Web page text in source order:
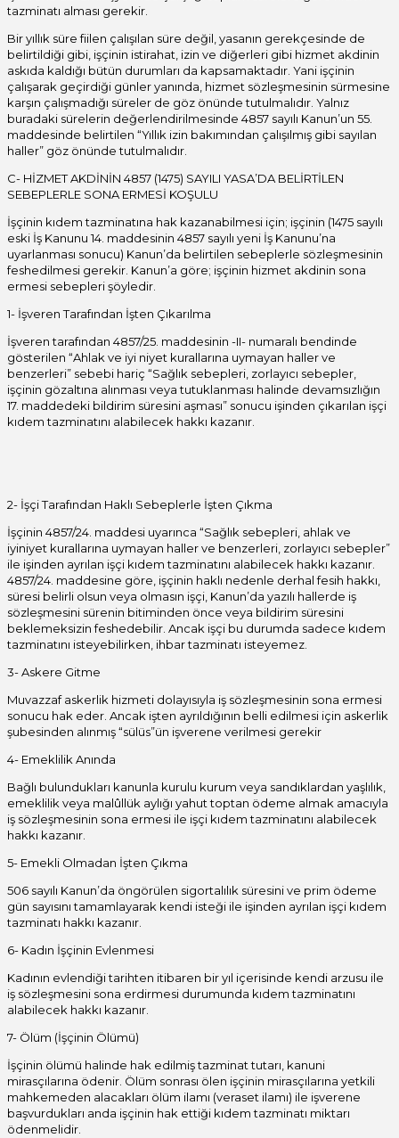
tazminatı alması gerekir.
Bir yıllık süre fiilen çalışılan süre değil, yasanın gerekçesinde de
belirtildiği gibi, işçinin istirahat, izin ve diğerleri gibi hizmet akdinin
askıda kaldığı bütün durumları da kapsamaktadır. Yani işçinin
çalışarak geçirdiği günler yanında, hizmet sözleşmesinin sürmesine
karşın çalışmadığı süreler de göz önünde tutulmalıdır. Yalnız
buradaki sürelerin değerlendirilmesinde 4857 sayılı Kanun’un 55.
maddesinde belirtilen “Yıllık izin bakımından çalışılmış gibi sayılan
haller” göz önünde tutulmalıdır.
C- HİZMET AKDİNİN 4857 (1475) SAYILI YASA’DA BELİRTİLEN
SEBEPLERLE SONA ERMESİ KOŞULU
İşçinin kıdem tazminatına hak kazanabilmesi için; işçinin (1475 sayılı
eski İş Kanunu 14. maddesinin 4857 sayılı yeni İş Kanunu’na
uyarlanması sonucu) Kanun’da belirtilen sebeplerle sözleşmesinin
feshedilmesi gerekir. Kanun’a göre; işçinin hizmet akdinin sona
ermesi sebepleri şöyledir.
1- İşveren Tarafından İşten Çıkarılma
İşveren tarafından 4857/25. maddesinin -II- numaralı bendinde
gösterilen “Ahlak ve iyi niyet kurallarına uymayan haller ve
benzerleri” sebebi hariç “Sağlık sebepleri, zorlayıcı sebepler,
işçinin gözaltına alınması veya tutuklanması halinde devamsızlığın
17. maddedeki bildirim süresini aşması” sonucu işinden çıkarılan işçi
kıdem tazminatını alabilecek hakkı kazanır.
2- İşçi Tarafından Haklı Sebeplerle İşten Çıkma
İşçinin 4857/24. maddesi uyarınca “Sağlık sebepleri, ahlak ve
iyiniyet kurallarına uymayan haller ve benzerleri, zorlayıcı sebepler”
ile işinden ayrılan işçi kıdem tazminatını alabilecek hakkı kazanır.
4857/24. maddesine göre, işçinin haklı nedenle derhal fesih hakkı,
süresi belirli olsun veya olmasın işçi, Kanun’da yazılı hallerde iş
sözleşmesini sürenin bitiminden önce veya bildirim süresini
beklemeksizin feshedebilir. Ancak işçi bu durumda sadece kıdem
tazminatını isteyebilirken, ihbar tazminatı isteyemez.
3- Askere Gitme
Muvazzaf askerlik hizmeti dolayısıyla iş sözleşmesinin sona ermesi
sonucu hak eder. Ancak işten ayrıldığının belli edilmesi için askerlik
şubesinden alınmış “sülüs”ün işverene verilmesi gerekir
4- Emeklilik Anında
Bağlı bulundukları kanunla kurulu kurum veya sandıklardan yaşlılık,
emeklilik veya malûllük aylığı yahut toptan ödeme almak amacıyla
iş sözleşmesinin sona ermesi ile işçi kıdem tazminatını alabilecek
hakkı kazanır.
5- Emekli Olmadan İşten Çıkma
506 sayılı Kanun’da öngörülen sigortalılık süresini ve prim ödeme
gün sayısını tamamlayarak kendi isteği ile işinden ayrılan işçi kıdem
tazminatı hakkı kazanır.
6- Kadın İşçinin Evlenmesi
Kadının evlendiği tarihten itibaren bir yıl içerisinde kendi arzusu ile
iş sözleşmesini sona erdirmesi durumunda kıdem tazminatını
alabilecek hakkı kazanır.
7- Ölüm (İşçinin Ölümü)
İşçinin ölümü halinde hak edilmiş tazminat tutarı, kanuni
mirasçılarına ödenir. Ölüm sonrası ölen işçinin mirasçılarına yetkili
mahkemeden alacakları ölüm ilamı (veraset ilamı) ile işverene
başvurdukları anda işçinin hak ettiği kıdem tazminatı miktarı
ödenmelidir.